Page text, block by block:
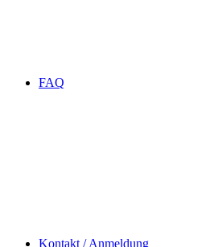
FAQ
Kontakt / Anmeldung